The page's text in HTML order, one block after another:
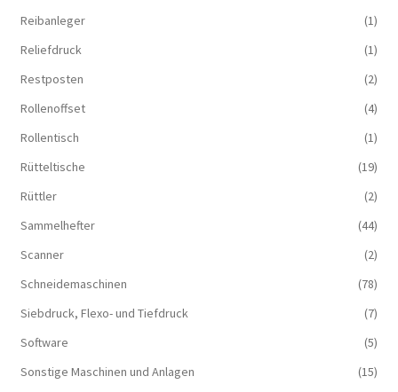
Reibanleger
(1)
Reliefdruck
(1)
Restposten
(2)
Rollenoffset
(4)
Rollentisch
(1)
Rütteltische
(19)
Rüttler
(2)
Sammelhefter
(44)
Scanner
(2)
Schneidemaschinen
(78)
Siebdruck, Flexo- und Tiefdruck
(7)
Software
(5)
Sonstige Maschinen und Anlagen
(15)